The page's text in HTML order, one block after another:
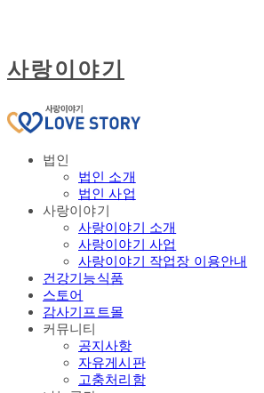
사랑이야기
법인
법인 소개
법인 사업
사랑이야기
사랑이야기 소개
사랑이야기 사업
사랑이야기 작업장 이용안내
건강기능식품
스토어
감사기프트몰
커뮤니티
공지사항
자유게시판
고충처리함